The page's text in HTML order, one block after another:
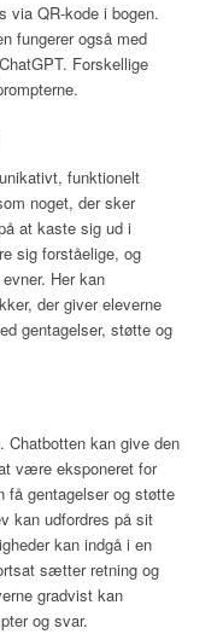
via QR-kode i bogen.
fungerer også med
Forskellige
funktionelt
noget, der sker
at kaste sig ud i
sig forståelige, og
Her kan
der giver eleverne
gentagelser, støtte og
Chatbotten kan give den
være eksponeret for
få gentagelser og støtte
kan udfordres på sit
kan indgå i en
sætter retning og
gradvist kan
og svar.